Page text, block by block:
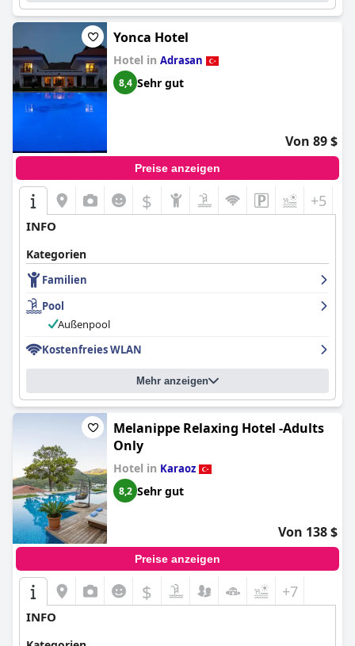
Yonca Hotel
Hotel in Adrasan
8,4 Sehr gut
Von 89 $
Preise anzeigen
$ +5
INFO
Kategorien
Familien
Pool
Außenpool
Kostenfreies WLAN
Mehr anzeigen
Melanippe Relaxing Hotel -Adults
Only
Hotel in Karaoz
8,2 Sehr gut
Von 138 $
Preise anzeigen
$ +7
INFO